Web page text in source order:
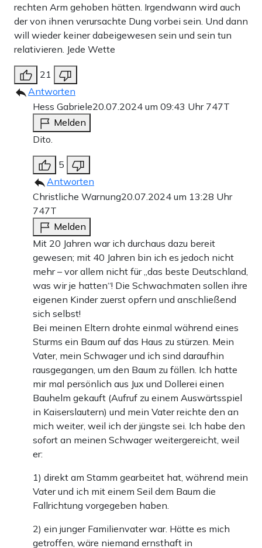
rechten Arm gehoben hätten. Irgendwann wird auch
der von ihnen verursachte Dung vorbei sein. Und dann
will wieder keiner dabeigewesen sein und sein tun
relativieren. Jede Wette
21
Antworten
Hess Gabriele20.07.2024 um 09:43 Uhr 747T
Melden
Dito.
5
Antworten
Christliche Warnung20.07.2024 um 13:28 Uhr
747T
Melden
Mit 20 Jahren war ich durchaus dazu bereit
gewesen; mit 40 Jahren bin ich es jedoch nicht
mehr – vor allem nicht für „das beste Deutschland,
was wir je hatten“! Die Schwachmaten sollen ihre
eigenen Kinder zuerst opfern und anschließend
sich selbst!
Bei meinen Eltern drohte einmal während eines
Sturms ein Baum auf das Haus zu stürzen. Mein
Vater, mein Schwager und ich sind daraufhin
rausgegangen, um den Baum zu fällen. Ich hatte
mir mal persönlich aus Jux und Dollerei einen
Bauhelm gekauft (Aufruf zu einem Auswärtsspiel
in Kaiserslautern) und mein Vater reichte den an
mich weiter, weil ich der jüngste sei. Ich habe den
sofort an meinen Schwager weitergereicht, weil
er:
1) direkt am Stamm gearbeitet hat, während mein
Vater und ich mit einem Seil dem Baum die
Fallrichtung vorgegeben haben.
2) ein junger Familienvater war. Hätte es mich
getroffen, wäre niemand ernsthaft in